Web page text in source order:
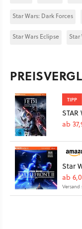
Star Wars: Dark Forces
Star Wars Eclipse Star
TIPP
ab
Star
ab
Versand